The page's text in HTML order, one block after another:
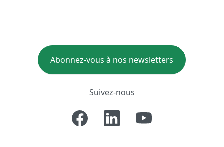
Abonnez-vous à nos newsletters
Suivez-nous